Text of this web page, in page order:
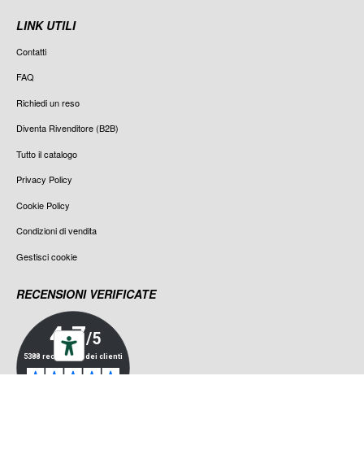
LINK UTILI
Contatti
FAQ
Richiedi un reso
Diventa Rivenditore (B2B)
Tutto il catalogo
Privacy Policy
Cookie Policy
Condizioni di vendita
Gestisci cookie
RECENSIONI VERIFICATE